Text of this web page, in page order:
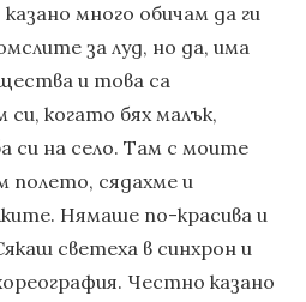
много обичам да ги
за луд, но да, има
и това са
когато бях малък,
си на село. Там с моите
полето, сядахме и
Нямаше по-красива и
светеха в синхрон и
Честно казано